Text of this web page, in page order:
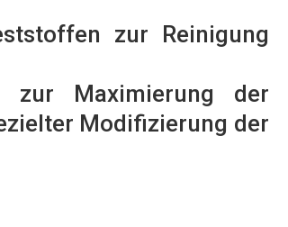
zur Reinigung
zur Maximierung der
Modifizierung der